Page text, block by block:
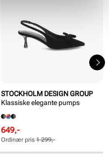
STOCKHOLM DESIGN GROUP
Klassiske elegante pumps
Rabattert
pris
Pris
649,-
Ordinær
pris
Pris
Ordinær pris 1 299,-